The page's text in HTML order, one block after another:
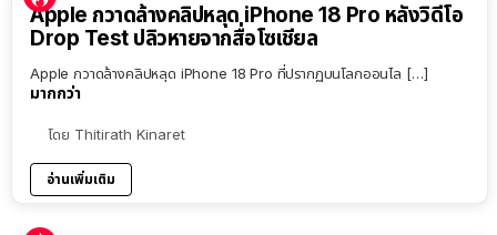
Apple กวาดล้างคลิปหลุด iPhone 18 Pro หลังวิดีโอ
Drop Test ปลิวหายจากสื่อโซเชียล
Apple กวาดล้างคลิปหลุด iPhone 18 Pro ที่ปรากฏบนโลกออนไล […]
มากกว่า
โดย Thitirath Kinaret
อ่านเพิ่มเติม